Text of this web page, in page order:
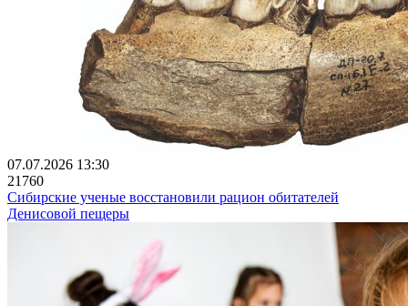
07.07.2026 13:30
21760
Сибирские ученые восстановили рацион обитателей
Денисовой пещеры